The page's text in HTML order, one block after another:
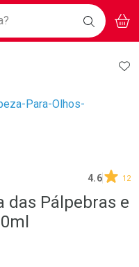
Exclusivas!
BAIXE
O APP
BUSCAR
4.6 12
das Pálpebras e